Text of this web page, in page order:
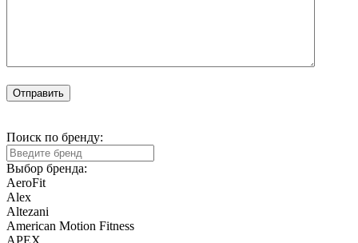
Отправить
Поиск по бренду:
Выбор бренда:
AeroFit
Alex
Altezani
American Motion Fitness
APEX